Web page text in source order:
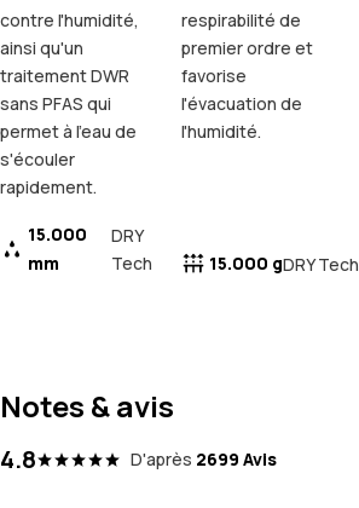
contre l'humidité,
ainsi qu'un
traitement DWR
sans PFAS qui
permet à l'eau de
s'écouler
rapidement.
15.000
mm
DRY
Tech
respirabilité de
premier ordre et
favorise
l'évacuation de
l'humidité.
15.000 gDRY Tech
Notes & avis
4.8 D'après 2699 Avis